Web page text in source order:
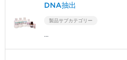
DNA抽出
製品サブカテゴリー
...